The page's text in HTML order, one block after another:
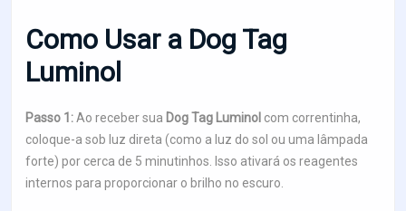
Como Usar a Dog Tag
Luminol
Passo 1:Ao receber sua Dog Tag Luminol com correntinha,
coloque-a sob luz direta (como a luz do sol ou uma lâmpada
forte) por cerca de 5 minutinhos. Isso ativará os reagentes
internos para proporcionar o brilho no escuro.